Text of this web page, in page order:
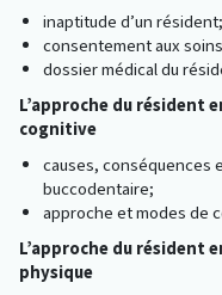
inaptitude d’un résident;
consentement aux
dossier médical du
L’approche du résident
cognitive
causes, conséquences
buccodentaire;
approche et modes de
L’approche du résident
physique